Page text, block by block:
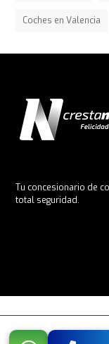
Coches en Valencia
Tu concesionario de
total seguridad.